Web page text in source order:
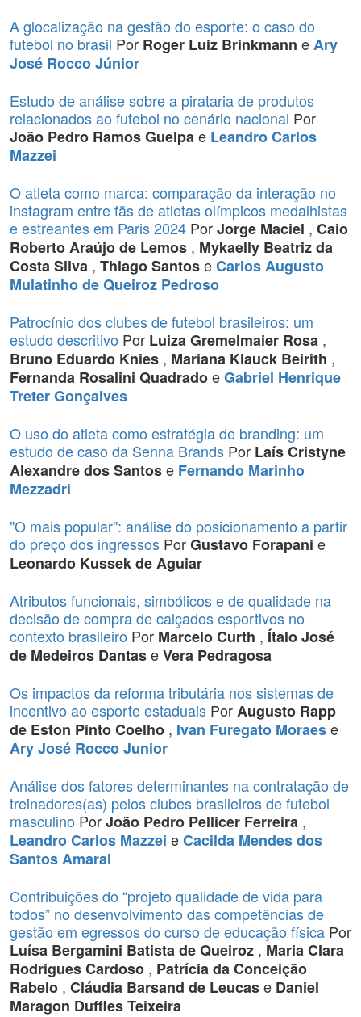
A glocalização na gestão do esporte: o caso do
futebol no brasil Por Roger Luiz Brinkmann eAry
José Rocco Júnior
Estudo de análise sobre a pirataria de produtos
relacionados ao futebol no cenário nacional Por
João Pedro Ramos Guelpae Leandro Carlos
Mazzei
O atleta como marca: comparação da interação no
instagram entre fãs de atletas olímpicos medalhistas
e estreantes em Paris 2024 PorJorge Maciel , Caio
Roberto Araújo de Lemos , Mykaelly Beatriz da
Costa Silva , Thiago SantoseCarlos Augusto
Mulatinho de Queiroz Pedroso
Patrocínio dos clubes de futebol brasileiros: um
estudo descritivo Por Luiza Gremelmaier Rosa ,
Bruno Eduardo Knies , Mariana Klauck Beirith ,
Fernanda Rosalini QuadradoeGabriel Henrique
Treter Gonçalves
O uso do atleta como estratégia de branding: um
estudo de caso da Senna Brands Por Laís Cristyne
Alexandre dos Santose Fernando Marinho
Mezzadri
"O mais popular": análise do posicionamento a partir
do preço dos ingressos PorGustavo Forapani e
Leonardo Kussek de Aguiar
Atributos funcionais, simbólicos e de qualidade na
decisão de compra de calçados esportivos no
contexto brasileiro Por Marcelo Curth , Ítalo José
de Medeiros DantaseVera Pedragosa
Os impactos da reforma tributária nos sistemas de
incentivo ao esporte estaduais PorAugusto Rapp
de Eston Pinto Coelho , Ivan Furegato Moraese
Ary José Rocco Junior
Análise dos fatores determinantes na contratação de
treinadores(as) pelos clubes brasileiros de futebol
masculino PorJoão Pedro Pellicer Ferreira ,
Leandro Carlos Mazzei eCacilda Mendes dos
Santos Amaral
Contribuições do “projeto qualidade de vida para
todos” no desenvolvimento das competências de
gestão em egressos do curso de educação física Por
Luísa Bergamini Batista de Queiroz , Maria Clara
Rodrigues Cardoso , Patrícia da Conceição
Rabelo , Cláudia Barsand de Leucase Daniel
Maragon Duffles Teixeira